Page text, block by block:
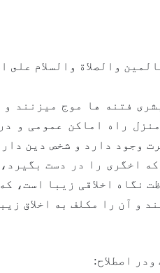
والصلاة والسلام
فتنه ها موج میزنند
راه اماکن عمومی و
وجود دارد و شخص دین
اخگری را در دست
نگاه اخلاقی زیبا است،
و آن را مکلف به اخلاق
اصطلاح: